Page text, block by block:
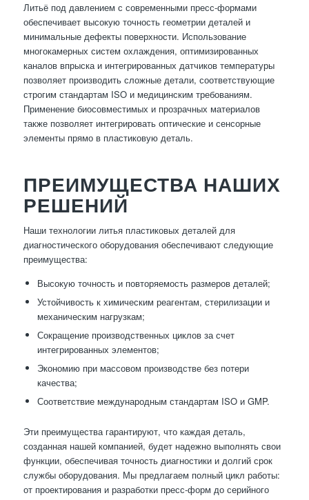
Литьё под давлением с современными пресс-формами
обеспечивает высокую точность геометрии деталей и
минимальные дефекты поверхности. Использование
многокамерных систем охлаждения, оптимизированных
каналов впрыска и интегрированных датчиков температуры
позволяет производить сложные детали, соответствующие
строгим стандартам ISO и медицинским требованиям.
Применение биосовместимых и прозрачных материалов
также позволяет интегрировать оптические и сенсорные
элементы прямо в пластиковую деталь.
ПРЕИМУЩЕСТВА НАШИХ
РЕШЕНИЙ
Наши технологии литья пластиковых деталей для
диагностического оборудования обеспечивают следующие
преимущества:
Высокую точность и повторяемость размеров деталей;
Устойчивость к химическим реагентам, стерилизации и
механическим нагрузкам;
Сокращение производственных циклов за счет
интегрированных элементов;
Экономию при массовом производстве без потери
качества;
Соответствие международным стандартам ISO и GMP.
Эти преимущества гарантируют, что каждая деталь,
созданная нашей компанией, будет надежно выполнять свои
функции, обеспечивая точность диагностики и долгий срок
службы оборудования. Мы предлагаем полный цикл работы:
от проектирования и разработки пресс-форм до серийного